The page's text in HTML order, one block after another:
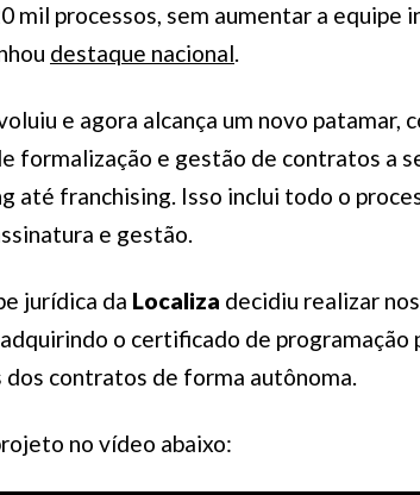
mil processos, sem aumentar a equipe
destaque nacional.
e agora alcança um novo patamar,
formalização e gestão de contratos a
até franchising. Isso inclui todo o
e gestão.
jurídica da Localiza decidiu realizar
o certificado de programação
contratos de forma autônoma.
no vídeo abaixo: